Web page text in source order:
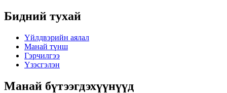
Бидний тухай
Үйлдвэрийн аялал
Манай түнш
Гэрчилгээ
Үзэсгэлэн
Манай бүтээгдэхүүнүүд